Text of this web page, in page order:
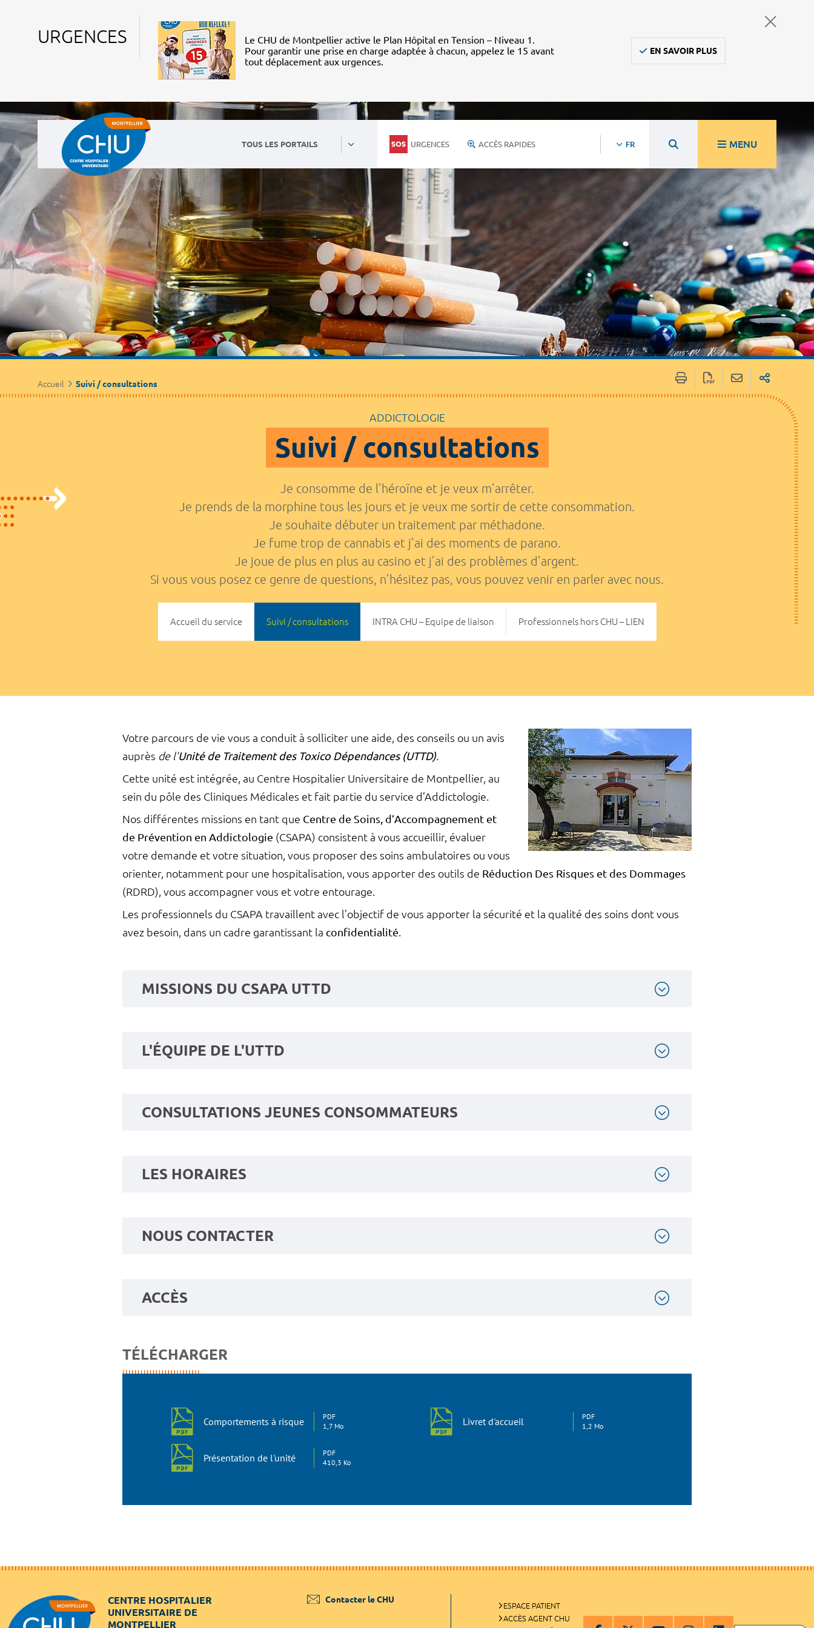
URGENCES
Le CHU de Montpellier active le Plan Hôpital en Tension – Niveau 1.
Pour garantir une prise en charge adaptée à chacun, appelez le 15 avant
tout déplacement aux urgences.
EN SAVOIR PLUS
TOUS LES PORTAILS URGENCES ACCÈS RAPIDES FR MENU
Accueil Suivi / consultations
ADDICTOLOGIE
Suivi / consultations
Je consomme de l’héroïne et je veux m’arrêter.
Je prends de la morphine tous les jours et je veux me sortir de cette consommation.
Je souhaite débuter un traitement par méthadone.
Je fume trop de cannabis et j’ai des moments de parano.
Je joue de plus en plus au casino et j’ai des problèmes d’argent.
Si vous vous posez ce genre de questions, n’hésitez pas, vous pouvez venir en parler avec nous.
Accueil du service Suivi / consultations INTRA CHU – Equipe de liaison Professionnels hors CHU – LIEN
Votre parcours de vie vous a conduit à solliciter une aide, des conseils ou un avis
auprès de l’Unité de Traitement des Toxico Dépendances (UTTD).
Cette unité est intégrée, au Centre Hospitalier Universitaire de Montpellier, au
sein du pôle des Cliniques Médicales et fait partie du service d’Addictologie.
Nos différentes missions en tant que Centre de Soins, d’Accompagnement et
de Prévention en Addictologie (CSAPA) consistent à vous accueillir, évaluer
votre demande et votre situation, vous proposer des soins ambulatoires ou vous
orienter, notamment pour une hospitalisation, vous apporter des outils de Réduction Des Risques et des Dommages
(RDRD), vous accompagner vous et votre entourage.
Les professionnels du CSAPA travaillent avec l’objectif de vous apporter la sécurité et la qualité des soins dont vous
avez besoin, dans un cadre garantissant la confidentialité.
MISSIONS DU CSAPA UTTD
L'ÉQUIPE DE L'UTTD
CONSULTATIONS JEUNES CONSOMMATEURS
LES HORAIRES
NOUS CONTACTER
ACCÈS
TÉLÉCHARGER
Comportements à risque
PDF
1,7 Mo
Livret d'accueil
PDF
1,2 Mo
Présentation de l'unité
PDF
410,3 Ko
CENTRE HOSPITALIER
UNIVERSITAIRE DE
MONTPELLIER
Contacter le CHU
ESPACE PATIENT
ACCÈS AGENT CHU